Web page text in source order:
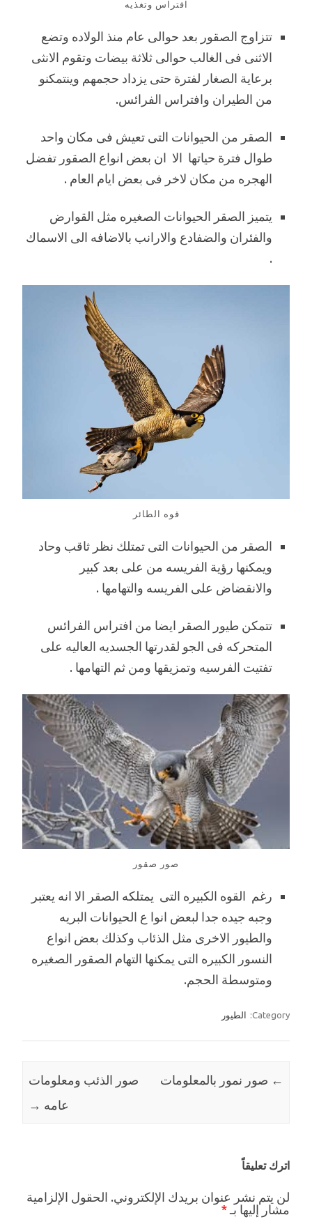
افتراس وتغذيه
تتزاوج الصقور بعد حوالى عام منذ الولاده وتضع
الاثنى فى الغالب حوالى ثلاثة بيضات وتقوم الانثى
برعاية الصغار لفترة حتى يزداد حجمهم وينتمكنو
من الطيران وافتراس الفرائس.
الصقر من الحيوانات التى تعيش فى مكان واحد
طوال فترة حياتها الا ان بعض انواع الصقور تفضل
الهجره من مكان لاخر فى بعض ايام العام .
يتميز الصقر الحيوانات الصغيره مثل القوارض
والفئران والضفادع والارانب بالاضافه الى الاسماك
.
قوه الطائر
الصقر من الحيوانات التى تمتلك نظر ثاقب وحاد
ويمكنها رؤية الفريسه من على بعد كبير
والانقضاض على الفريسه والتهامها .
تتمكن طيور الصقر ايضا من افتراس الفرائس
المتحركه فى الجو لقدرتها الجسديه العاليه على
تفتيت الفرسيه وتمزيقها ومن ثم التهامها .
صور صقور
رغم القوه الكبيره التى يمتلكه الصقر الا انه يعتبر
وجبه جيده جدا لبعض انوا ع الحيوانات البريه
والطيور الاخرى مثل الذئاب وكذلك بعض انواع
النسور الكبيره التى يمكنها التهام الصقور الصغيره
ومتوسطة الحجم.
Category: الطيور
Post navigation
← صور نمور بالمعلومات
صور الذئب ومعلومات
عامه →
اترك تعليقاً
لن يتم نشر عنوان بريدك الإلكتروني. الحقول الإلزامية
مشار إليها بـ *